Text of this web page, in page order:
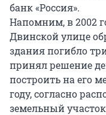
банк «Россия».
Напомним, в 2002
Двинской улице
здания погибло
принял решение
построить на его
году, согласно
земельный